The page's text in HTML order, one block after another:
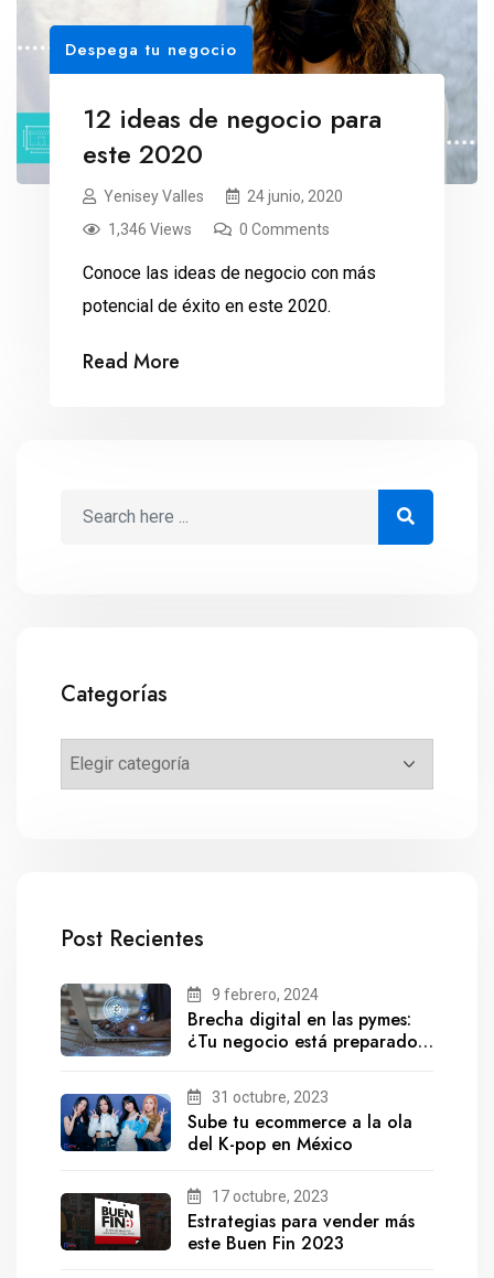
Despega tu negocio
12 ideas de negocio para
este 2020
Yenisey Valles
24 junio, 2020
1,346 Views
0 Comments
Conoce las ideas de negocio con más
potencial de éxito en este 2020.
Read More
Categorías
Post Recientes
9 febrero, 2024
Brecha digital en las pymes:
¿Tu negocio está preparado
31 octubre, 2023
Sube tu ecommerce a la ola
del K-pop en México
17 octubre, 2023
Estrategias para vender más
este Buen Fin 2023